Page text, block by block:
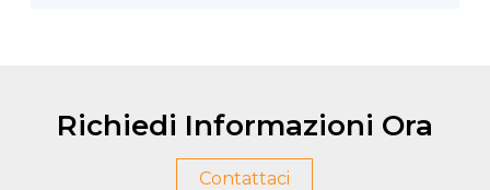
Richiedi Informazioni Ora
Contattaci